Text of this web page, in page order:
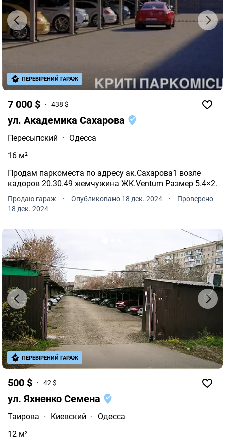
7 000 $ 438 $
ул. Академика Сахарова
Пересыпский ·
Одесса
16 м²
Продам паркоместа по адресу ак.Сахарова1 возле
кадоров 20.30.49 жемчужина ЖК.Ventum Размер 5.4×2.
Продаю гараж · Опубликовано 18 дек. 2024 ·
Проверено
18 дек. 2024
ПЕРЕВІРЕНИЙ ГАРАЖ
500 $ 42 $
ул. Яхненко Семена
Таирова · Киевский ·
Одесса
12 м²
ПЕРЕВІРЕНИЙ ГАРАЖ